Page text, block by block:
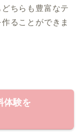
ちらも豊富なテ
ることができま
体験を